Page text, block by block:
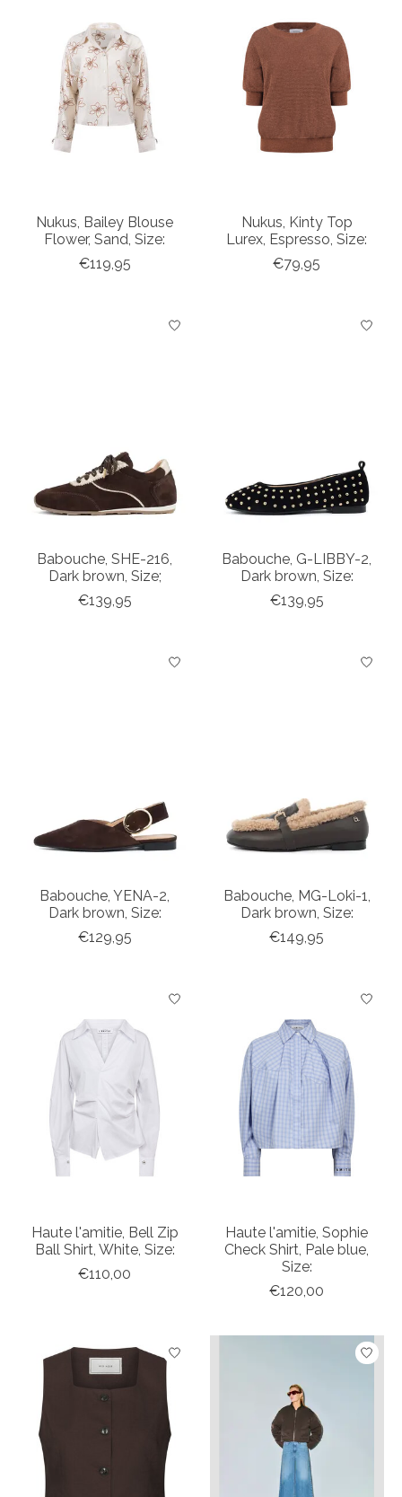
Nukus, Bailey Blouse
Flower, Sand, Size:
€119,95
Nukus, Kinty Top
Lurex, Espresso, Size:
€79,95
Babouche, SHE-216,
Dark brown, Size;
€139,95
Babouche, G-LIBBY-2,
Dark brown, Size:
€139,95
Babouche, YENA-2,
Dark brown, Size:
€129,95
Babouche, MG-Loki-1,
Dark brown, Size:
€149,95
Haute l'amitie, Bell Zip
Ball Shirt, White, Size:
€110,00
Haute l'amitie, Sophie
Check Shirt, Pale blue,
Size:
€120,00